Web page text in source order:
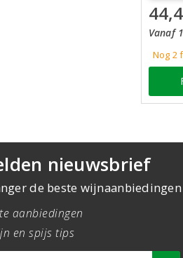
Vanaf
Nog 2
nieuwsbrief
de beste
aanbiedingen
en spijs tips